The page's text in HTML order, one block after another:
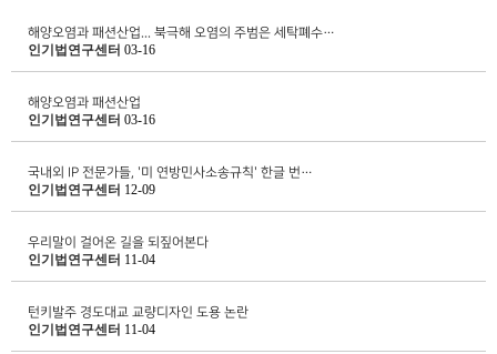
해양오염과 패션산업... 북극해 오염의 주범은 세탁폐수…
인기법연구센터 03-16
해양오염과 패션산업
인기법연구센터 03-16
국내외 IP 전문가들, '미 연방민사소송규칙' 한글 번…
인기법연구센터 12-09
우리말이 걸어온 길을 되짚어본다
인기법연구센터 11-04
턴키발주 경도대교 교량디자인 도용 논란
인기법연구센터 11-04